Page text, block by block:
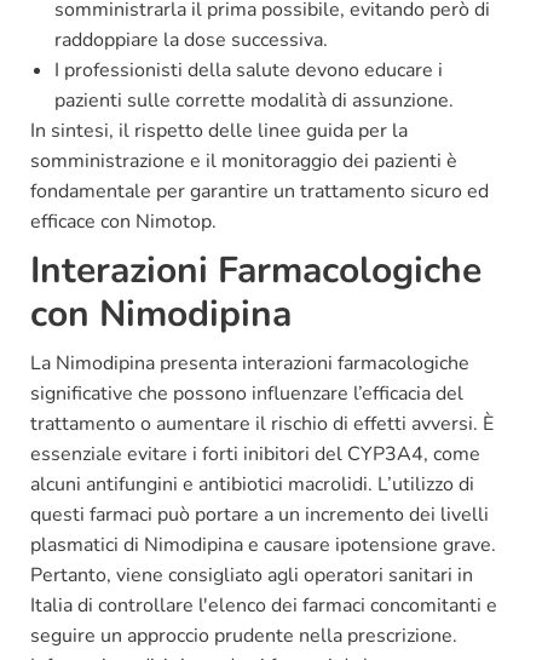
somministrarla il prima possibile, evitando però di
raddoppiare la dose successiva.
I professionisti della salute devono educare i
pazienti sulle corrette modalità di assunzione.
In sintesi, il rispetto delle linee guida per la
somministrazione e il monitoraggio dei pazienti è
fondamentale per garantire un trattamento sicuro ed
efficace con Nimotop.
Interazioni Farmacologiche
con Nimodipina
La Nimodipina presenta interazioni farmacologiche
significative che possono influenzare l’efficacia del
trattamento o aumentare il rischio di effetti avversi. È
essenziale evitare i forti inibitori del CYP3A4, come
alcuni antifungini e antibiotici macrolidi. L’utilizzo di
questi farmaci può portare a un incremento dei livelli
plasmatici di Nimodipina e causare ipotensione grave.
Pertanto, viene consigliato agli operatori sanitari in
Italia di controllare l'elenco dei farmaci concomitanti e
seguire un approccio prudente nella prescrizione.